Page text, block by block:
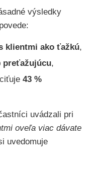
výsledky
klientmi ako ťažkú,
preťažujúcu,
43 %
uvádzali pri
oveľa viac dávate
uvedomuje